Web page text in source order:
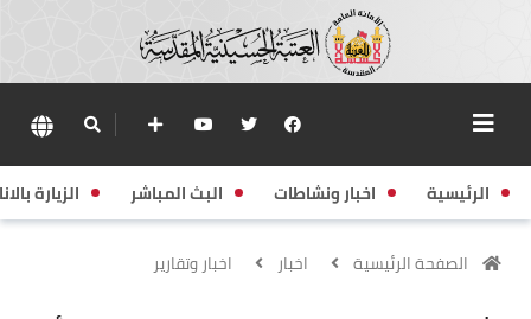
الرئيسية اخبار ونشاطات البث المباشر الزيارة
الصفحة الرئيسية اخبار اخبار وتقارير